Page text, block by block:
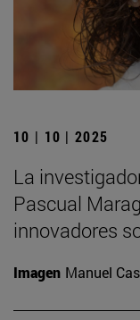
10 | 10 | 2025
La
Pascual
innovadores
Imagen Manuel